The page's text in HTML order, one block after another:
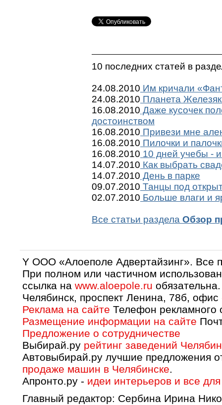
10 последних статей в
24.08.2010 Им кричали
24.08.2010 Планета
16.08.2010 Даже кусочек
достоинством
16.08.2010 Привези мне
16.08.2010 Пилочки и
16.08.2010 10 дней учебы -
14.07.2010 Как выбрать
14.07.2010 День в парке
09.07.2010 Танцы под
02.07.2010 Больше влаги и
Все статьи раздела Обзор
Y OOO «Алоеполе Адвертайзинг».
При полном или частичном
ссылка на www.aloepole.ru обязательна.
Челябинск, проспект Ленина, 78б, офис
Реклама на сайте Телефон рекламного
Размещение информации на сайте
Предложение о сотрудничестве
Выбирай.ру рейтинг заведений
Автовыбирай.ру лучшие предложения
продаже машин в Челябинске.
Апронто.ру - идеи интерьеров и все
Главный редактор: Сербина Ирина